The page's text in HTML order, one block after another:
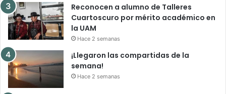
Reconocen a alumno de Talleres
Cuartoscuro por mérito académico en
la UAM
Hace 2 semanas
¡Llegaron las compartidas de la
semana!
Hace 2 semanas